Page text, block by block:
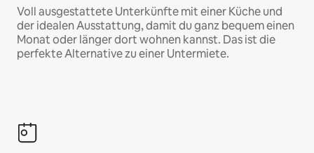
Voll ausgestattete Unterkünfte mit einer Küche und
der idealen Ausstattung, damit du ganz bequem einen
Monat oder länger dort wohnen kannst. Das ist die
perfekte Alternative zu einer Untermiete.